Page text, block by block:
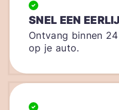
SNEL EEN
Ontvang binnen
op je auto.